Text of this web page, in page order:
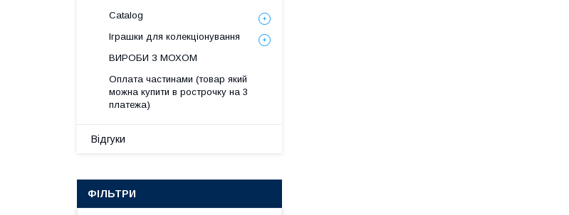
Catalog
Іграшки для колекціонування
ВИРОБИ З МОХОМ
Оплата частинами (товар який
можна купити в рострочку на 3
платежа)
Відгуки
ФІЛЬТРИ